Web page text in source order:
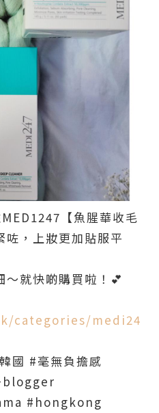
【魚腥華收毛
咗，上妝更加貼服平
～就快啲購買啦！💕
categories/medi24
國 #毫無負擔感
#hongkong